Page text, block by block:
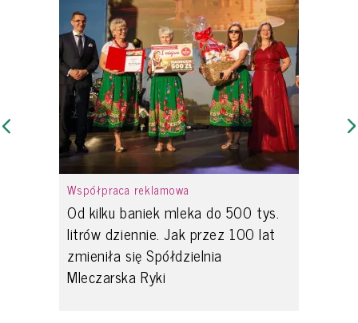
Współpraca reklamowa
Od kilku baniek mleka do 500 tys.
litrów dziennie. Jak przez 100 lat
zmieniła się Spółdzielnia
Mleczarska Ryki